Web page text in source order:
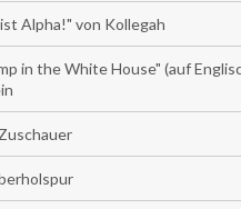
Alpha!" von Kollegah
in the White House" (auf